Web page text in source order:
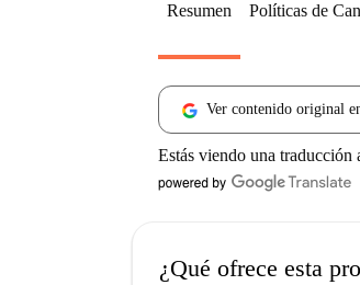
Resumen Políticas de
Ver contenido original
Estás viendo una traducción
¿Qué ofrece esta